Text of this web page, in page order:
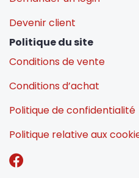
Devenir client
Politique du site
Conditions de vente
Conditions d’achat
Politique de confidentialité
Politique relative aux